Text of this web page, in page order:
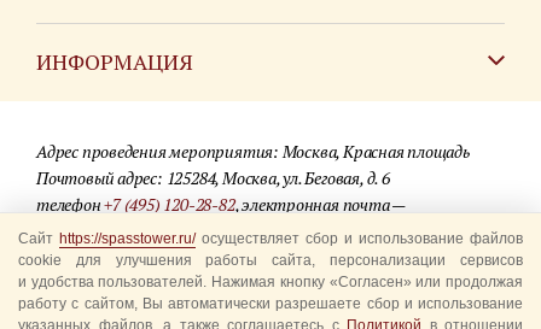
ИНФОРМАЦИЯ
Для СМИ
Где купить билеты
Акции
Вопрос-ответ
Адрес проведения мероприятия: Москва, Красная площадь
Почтовый адрес: 125284, Москва, ул. Беговая, д. 6
телефон+7 (495) 120-28-82, электронная почта —
info@spasstower.ru
© 2009-2025 Официальный сайт фестиваля «Спасская башня»
Разработка сайта —студия «Сибирикс»
Сайт https://spasstower.ru/осуществляет сбор и использование файлов
cookie для улучшения работы сайта, персонализации сервисов
и удобства пользователей. Нажимая кнопку «Согласен» или продолжая
работу с сайтом, Вы автоматически разрешаете сбор и использование
указанных файлов, а также соглашаетесь с Политикой в отношении